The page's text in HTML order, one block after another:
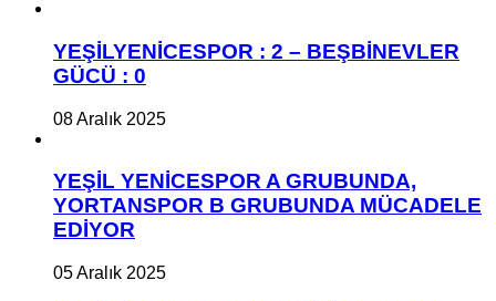
YEŞİLYENİCESPOR : 2 – BEŞBİNEVLER
GÜCÜ : 0
08 Aralık 2025
YEŞİL YENİCESPOR A GRUBUNDA,
YORTANSPOR B GRUBUNDA MÜCADELE
EDİYOR
05 Aralık 2025